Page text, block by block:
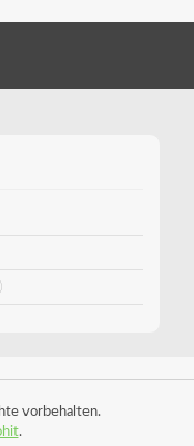
vorbehalten.
.